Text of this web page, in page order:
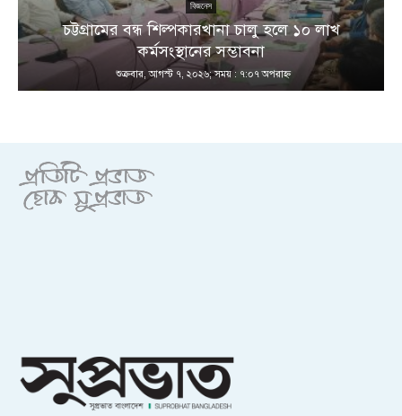
বিজনেস
চট্টগ্রামের বন্ধ শিল্পকারখানা চালু হলে ১০ লাখ
কর্মসংস্থানের সম্ভাবনা
শুক্রবার, আগস্ট ৭, ২০২৬; সময় : ৭:০৭ অপরাহ্ণ